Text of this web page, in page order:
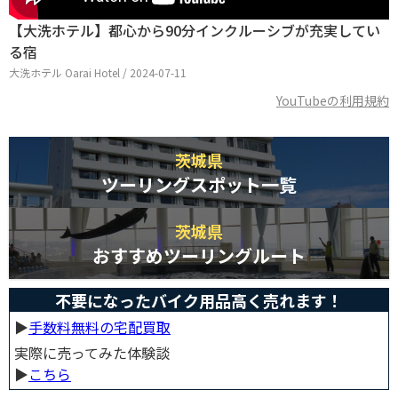
【大洗ホテル】都心から90分インクルーシブが充実してい
る宿
大洗ホテル Oarai Hotel / 2024-07-11
YouTubeの利用規約
茨城県
ツーリングスポット一覧
茨城県
おすすめツーリングルート
不要になったバイク用品高く売れます！
▶︎手数料無料の宅配買取
実際に売ってみた体験談
▶︎こちら